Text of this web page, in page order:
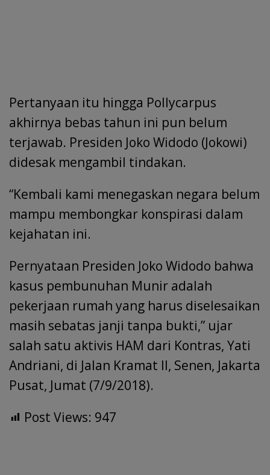
Pertanyaan itu hingga Pollycarpus
akhirnya bebas tahun ini pun belum
terjawab. Presiden Joko Widodo (Jokowi)
didesak mengambil tindakan.
“Kembali kami menegaskan negara belum
mampu membongkar konspirasi dalam
kejahatan ini.
Pernyataan Presiden Joko Widodo bahwa
kasus pembunuhan Munir adalah
pekerjaan rumah yang harus diselesaikan
masih sebatas janji tanpa bukti,” ujar
salah satu aktivis HAM dari Kontras, Yati
Andriani, di Jalan Kramat II, Senen, Jakarta
Pusat, Jumat (7/9/2018).
Post Views: 947